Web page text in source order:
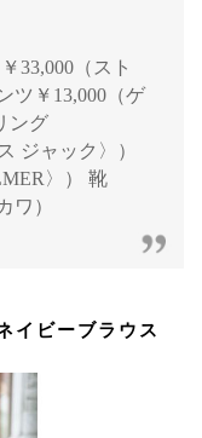
33,000（スト
ツ￥13,000（ゲ
ング
ジャック〉）
〉） 靴
ワ）
イビーブラウス